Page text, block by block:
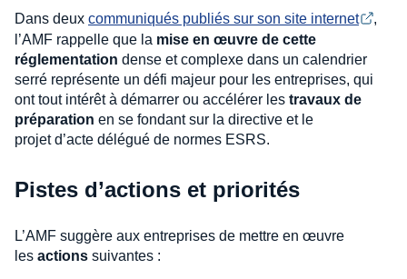
Dans deux communiqués publiés sur son site internet
,
l’AMF rappelle que la mise en œuvre de cette
réglementation dense et complexe dans un calendrier
serré représente un défi majeur pour les entreprises, qui
ont tout intérêt à démarrer ou accélérer les travaux de
préparation en se fondant sur la directive et le
projet d’acte délégué de normes ESRS.
Pistes d’actions et priorités
L’AMF suggère aux entreprises de mettre en œuvre
les actions suivantes :